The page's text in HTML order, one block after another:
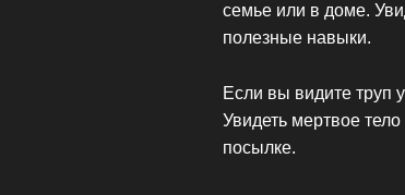
семье или в доме.
полезные навыки.
Если вы видите труп
Увидеть мертвое
посылке.